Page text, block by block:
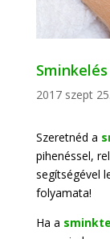
2017 szept 25.
Szeretnéd a
pihenéssel,
segítségével
folyamata!
Ha a